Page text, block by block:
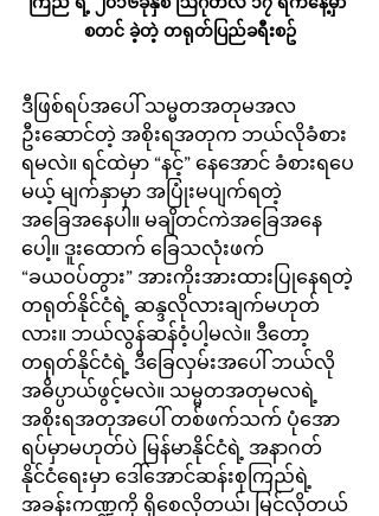
စတင် ခဲ့တဲ့ တရုတ်ပြည်ခရီးစဥ်
ဒီဖြစ်ရပ်အပေါ် သမ္မတအတုမအလ
ဦးဆောင်တဲ့ အစိုးရအတုက ဘယ်လိုခံစား
ရမလဲ။ ရင်ထဲမှာ “နင့်” နေအောင် ခံစားရပေ
မယ့် မျက်နှာမှာ အပြုံးမပျက်ရတဲ့
အခြေအနေပါ။ မချိတင်ကဲအခြေအနေ
ပေါ့။ ဒူးထောက် ခြေသလုံးဖက်
“ခယဝပ်တွား” အားကိုးအားထားပြုနေရတဲ့
တရုတ်နိုင်ငံရဲ့ ဆန္ဒလိုလားချက်မဟုတ်
လား။ ဘယ်လွန်ဆန်ဝံ့ပါ့မလဲ။ ဒီတော့
တရုတ်နိုင်ငံရဲ့ ဒီခြေလှမ်းအပေါ် ဘယ်လို
အဓိပ္ပာယ်ဖွင့်မလဲ။ သမ္မတအတုမလရဲ့
အစိုးရအတုအပေါ် တစ်ဖက်သက် ပုံအော
ရပ်မှာမဟုတ်ပဲ မြန်မာနိုင်ငံရဲ့ အနာဂတ်
နိုင်ငံရေးမှာ ဒေါ်အောင်ဆန်းစုကြည်ရဲ့
အခန်းကဏ္ဍကို ရှိစေလိုတယ်၊ မြင်လိုတယ်